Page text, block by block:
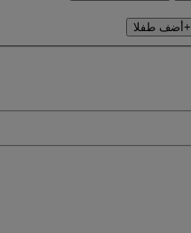
+أضف طفلا